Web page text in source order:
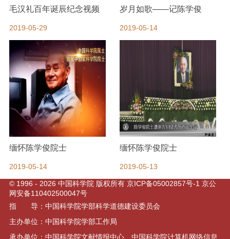
毛汉礼百年诞辰纪念视频
2019-05-29
岁月如歌——记陈学俊
2019-05-14
缅怀陈学俊院士
2019-05-14
缅怀陈学俊院士
2019-05-13
©1996 - 2026 中国科学院 版权所有 京ICP备05002857号-1 京公
网安备110402500047号
指 导：中国科学院学部科学道德建设委员会
主办单位：中国科学院学部工作局
承办单位：中国科学院文献情报中心 中国科学院计算机网络信息